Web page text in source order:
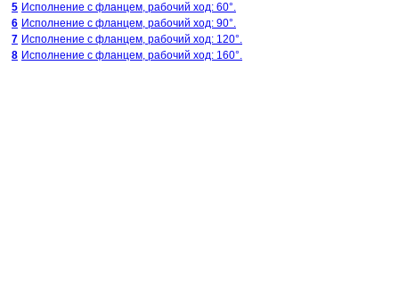
5 Исполнение с фланцем, рабочий ход: 60°.
6 Исполнение с фланцем, рабочий ход: 90°.
7 Исполнение с фланцем, рабочий ход: 120°.
8 Исполнение с фланцем, рабочий ход: 160°.